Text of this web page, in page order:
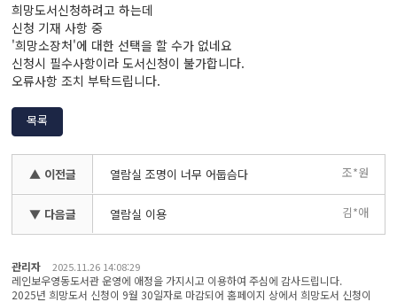
희망도서신청하려고 하는데
신청 기재 사항 중
'희망소장처'에 대한 선택을 할 수가 없네요
신청시 필수사항이라 도서신청이 불가합니다.
오류사항 조치 부탁드립니다.
목록
▲ 이전글 열람실 조명이 너무 어둡슴다 조*원
▼ 다음글 열람실 이용 김*애
관리자 2025.11.26 14:08:29
레인보우영동도서관 운영에 애정을 가지시고 이용하여 주심에 감사드립니다.
2025년 희망도서 신청이 9월 30일자로 마감되어 홈페이지 상에서 희망도서 신청이